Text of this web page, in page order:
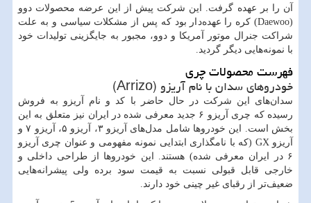
آن را بر عهده گرفت. این شرکت پیش از این عرضه محصولات دوو
(
Daewoo) کره را عهده‌دار بود که پس از مشکلات سیاسی و به علت
شراکت جنرال موتور آمریکا و دوو، مجبور به جایگزینی تولیدات خود
با نمونه‌هایی دیگر گردید.
فهرست محصولات چری
خودروهای سدان با نام آریزو (Arrizo
)
سدان‌های این شرکت در حال حاضر با کد و نام آریزو به فروش
رسیده که چری آریزو ۶ جدید معرفی شده در ایران نیز متعلق به این
بخش است. این خودروها شامل مدل‌های آریزو ۳، آریزو ۵، آریزو ۷ و
آریزو GX (که با نامگذاری ابتدایی نمونه مفهومی و عنوان چری آریزو
۶ در ایران معرفی شده) هستند. این خودروها از طراحی داخلی و
خارجی قابل قبولی نسبت به قیمت سود برده ولی پیشرانه‌هایی
ضعیف‌تر از رقبای غیر چینی خود دارند.